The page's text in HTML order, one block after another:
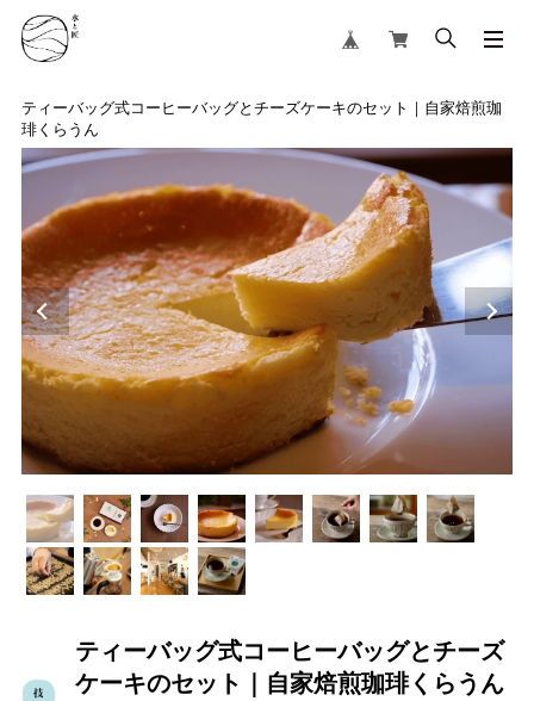
ティーバッグ式コーヒーバッグとチーズケーキのセット｜自家焙煎珈
琲くらうん
ティーバッグ式コーヒーバッグとチーズ
ケーキのセット｜自家焙煎珈琲くらうん